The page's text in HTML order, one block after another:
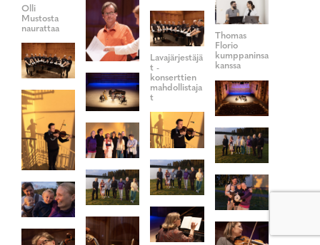
Olli
Mustosta
naurattaa
Thomas
Florio
kumppaninsa
kanssa
Lavajärjestäjä
t -
konserttien
mahdollistaja
t